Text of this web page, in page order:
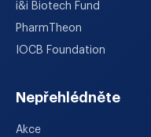
i&i Biotech Fund
PharmTheon
IOCB Foundation
Nepřehlédněte
Akce